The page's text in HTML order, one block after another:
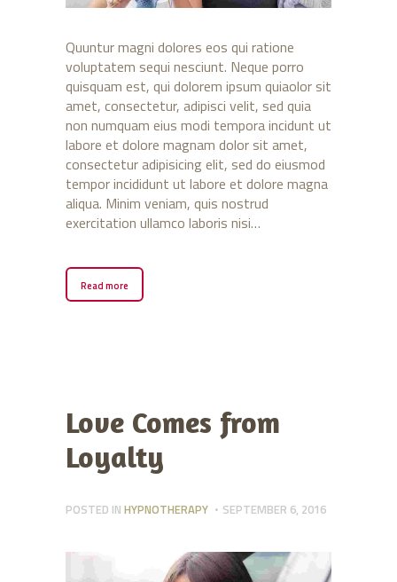
Quuntur magni dolores eos qui ratione
voluptatem sequi nesciunt. Neque porro
quisquam est, qui dolorem ipsum quiaolor sit
amet, consectetur, adipisci velit, sed quia
non numquam eius modi tempora incidunt ut
labore et dolore magnam dolor sit amet,
consectetur adipisicing elit, sed do eiusmod
tempor incididunt ut labore et dolore magna
aliqua. Minim veniam, quis nostrud
exercitation ullamco laboris nisi…
Read more
Love Comes from
Loyalty
POSTED IN HYPNOTHERAPY SEPTEMBER 6, 2016